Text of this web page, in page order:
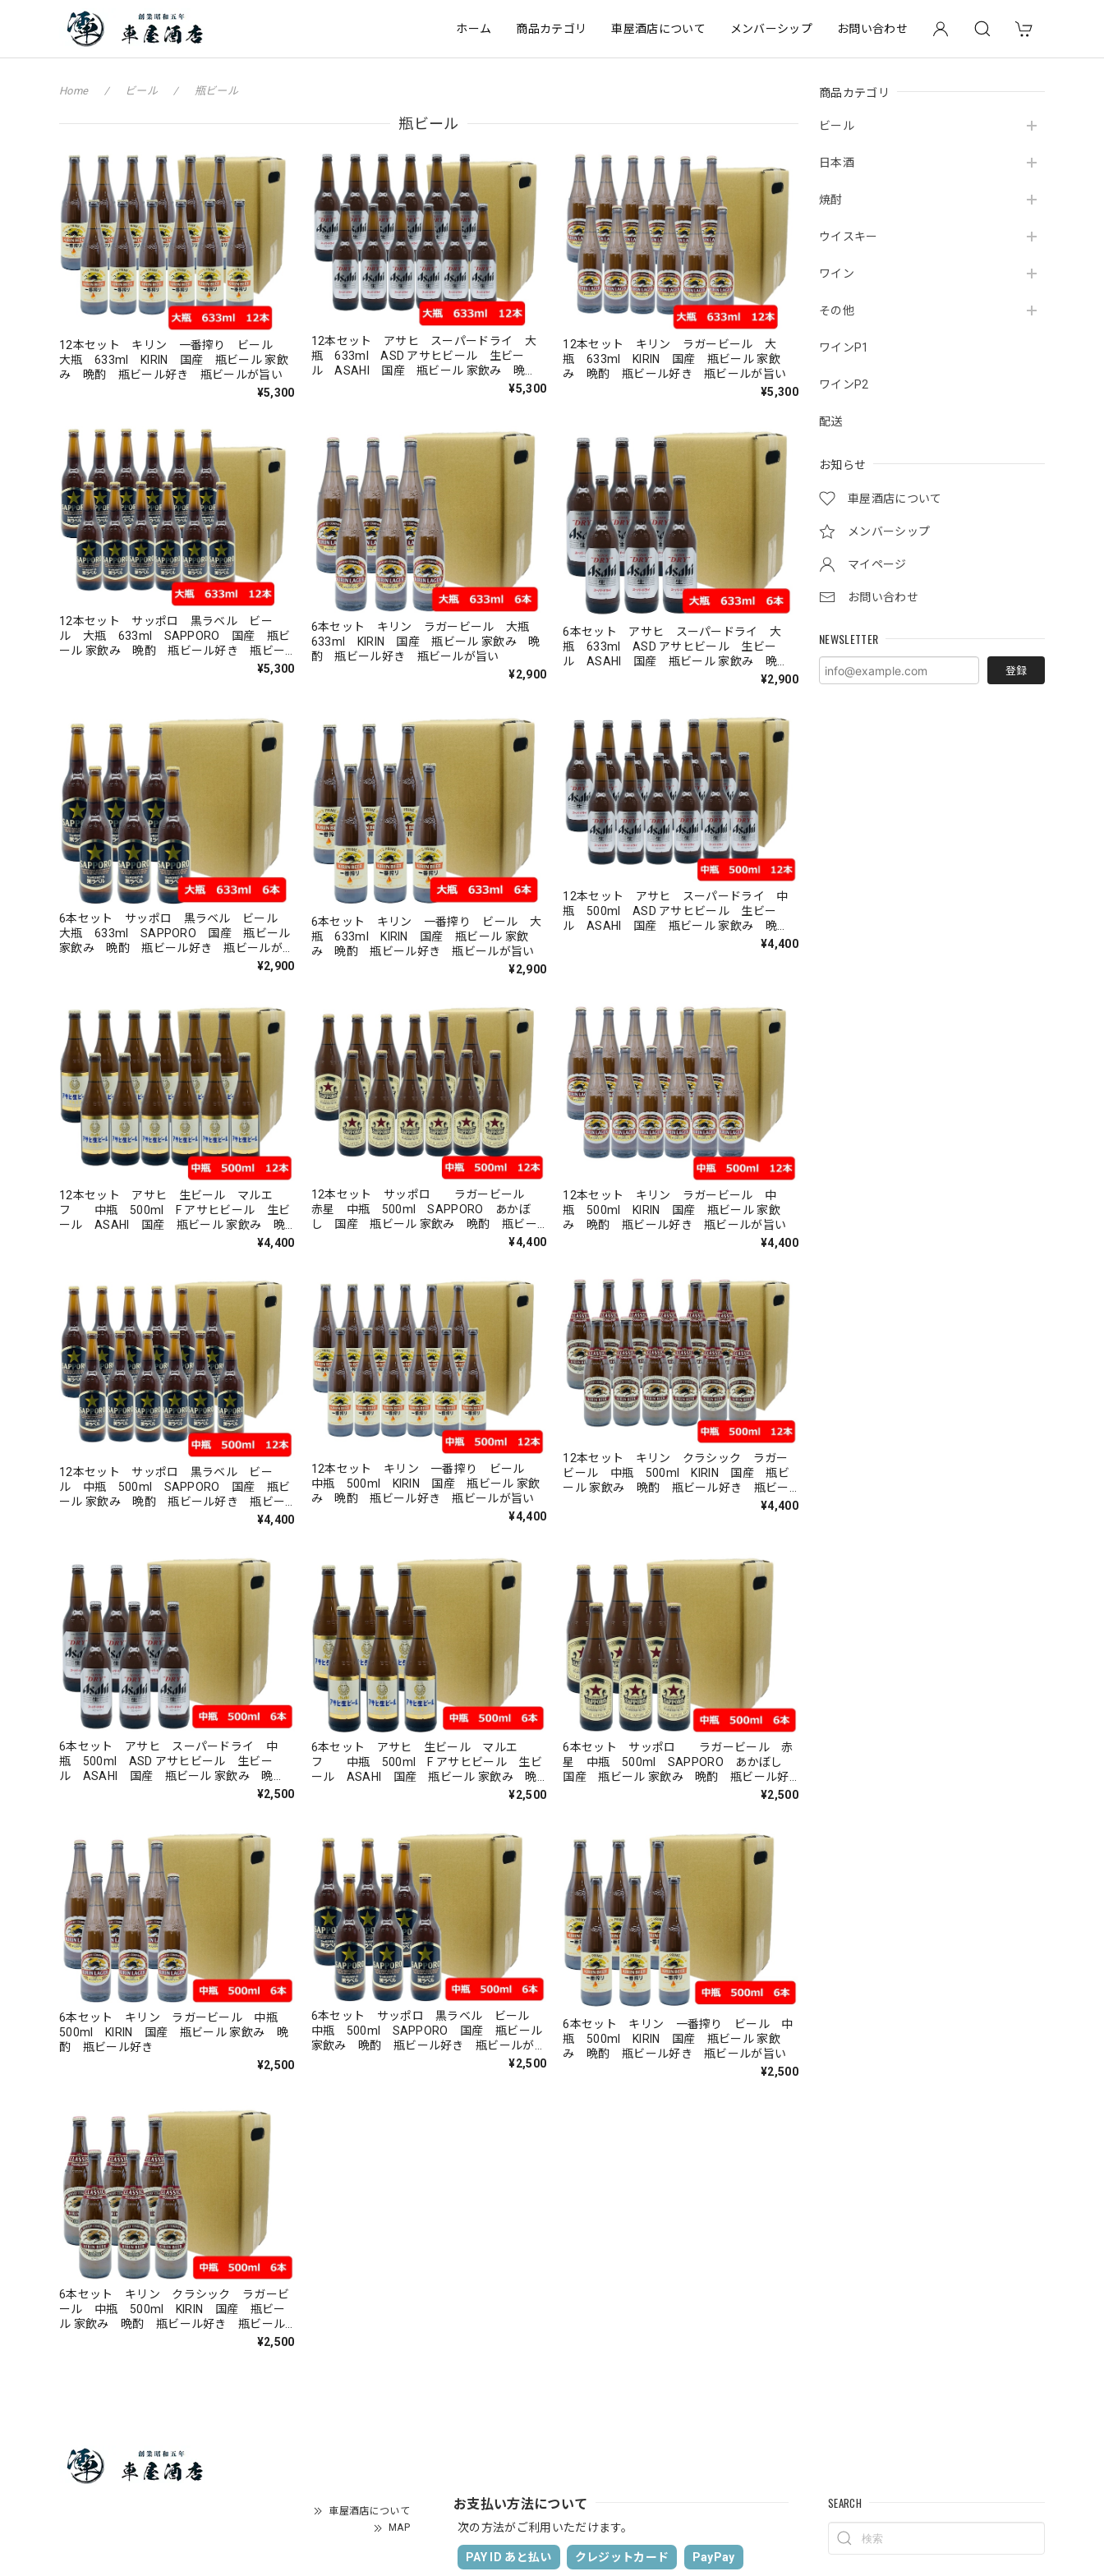
ホーム 商品カテゴリ 車屋酒店について メンバーシップ お問い合わせ
商品カテゴリ
ビール
日本酒
焼酎
ウイスキー
ワイン
その他
ワインP1
ワインP2
配送
お知らせ
車屋酒店について
メンバーシップ
マイページ
お問い合わせ
NEWSLETTER
登録
Home ビール 瓶ビール
瓶ビール
12本セット キリン 一番搾り ビール
大瓶 633ml KIRIN 国産 瓶ビール 家飲
み 晩酌 瓶ビール好き 瓶ビールが旨い
¥5,300
12本セット アサヒ スーパードライ 大
瓶 633ml ASD アサヒビール 生ビー
ル ASAHI 国産 瓶ビール 家飲み 晩
¥5,300
12本セット キリン ラガービール 大
瓶 633ml KIRIN 国産 瓶ビール 家飲
み 晩酌 瓶ビール好き 瓶ビールが旨い
¥5,300
12本セット サッポロ 黒ラベル ビー
ル 大瓶 633ml SAPPORO 国産 瓶ビ
ール 家飲み 晩酌 瓶ビール好き 瓶ビー
¥5,300
6本セット キリン ラガービール 大瓶
633ml KIRIN 国産 瓶ビール 家飲み 晩
酌 瓶ビール好き 瓶ビールが旨い
¥2,900
6本セット アサヒ スーパードライ 大
瓶 633ml ASD アサヒビール 生ビー
ル ASAHI 国産 瓶ビール 家飲み 晩
¥2,900
6本セット サッポロ 黒ラベル ビール
大瓶 633ml SAPPORO 国産 瓶ビール
家飲み 晩酌 瓶ビール好き 瓶ビールが旨
¥2,900
6本セット キリン 一番搾り ビール 大
瓶 633ml KIRIN 国産 瓶ビール 家飲
み 晩酌 瓶ビール好き 瓶ビールが旨い
¥2,900
12本セット アサヒ スーパードライ 中
瓶 500ml ASD アサヒビール 生ビー
ル ASAHI 国産 瓶ビール 家飲み 晩
¥4,400
12本セット アサヒ 生ビール マルエ
フ 中瓶 500ml F アサヒビール 生ビ
ール ASAHI 国産 瓶ビール 家飲み 晩
¥4,400
12本セット サッポロ ラガービール
赤星 中瓶 500ml SAPPORO あかぼ
し 国産 瓶ビール 家飲み 晩酌 瓶ビー
¥4,400
12本セット キリン ラガービール 中
瓶 500ml KIRIN 国産 瓶ビール 家飲
み 晩酌 瓶ビール好き 瓶ビールが旨い
¥4,400
12本セット サッポロ 黒ラベル ビー
ル 中瓶 500ml SAPPORO 国産 瓶ビ
ール 家飲み 晩酌 瓶ビール好き 瓶ビー
¥4,400
12本セット キリン 一番搾り ビール
中瓶 500ml KIRIN 国産 瓶ビール 家飲
み 晩酌 瓶ビール好き 瓶ビールが旨い
¥4,400
12本セット キリン クラシック ラガー
ビール 中瓶 500ml KIRIN 国産 瓶ビ
ール 家飲み 晩酌 瓶ビール好き 瓶ビー
¥4,400
6本セット アサヒ スーパードライ 中
瓶 500ml ASD アサヒビール 生ビー
ル ASAHI 国産 瓶ビール 家飲み 晩
¥2,500
6本セット アサヒ 生ビール マルエ
フ 中瓶 500ml F アサヒビール 生ビ
ール ASAHI 国産 瓶ビール 家飲み 晩
¥2,500
6本セット サッポロ ラガービール 赤
星 中瓶 500ml SAPPORO あかぼし
国産 瓶ビール 家飲み 晩酌 瓶ビール好
¥2,500
6本セット キリン ラガービール 中瓶
500ml KIRIN 国産 瓶ビール 家飲み 晩
酌 瓶ビール好き
¥2,500
6本セット サッポロ 黒ラベル ビール
中瓶 500ml SAPPORO 国産 瓶ビール
家飲み 晩酌 瓶ビール好き 瓶ビールが旨
¥2,500
6本セット キリン 一番搾り ビール 中
瓶 500ml KIRIN 国産 瓶ビール 家飲
み 晩酌 瓶ビール好き 瓶ビールが旨い
¥2,500
6本セット キリン クラシック ラガービ
ール 中瓶 500ml KIRIN 国産 瓶ビー
ル 家飲み 晩酌 瓶ビール好き 瓶ビール
¥2,500
車屋酒店について
MAP
お支払い方法について
次の方法がご利用いただけます。
PAY ID あと払い クレジットカード PayPay
SEARCH